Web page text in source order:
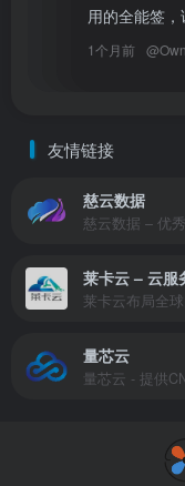
用的全能签
1个月前 @
友情链接
慈云数据
量芯云